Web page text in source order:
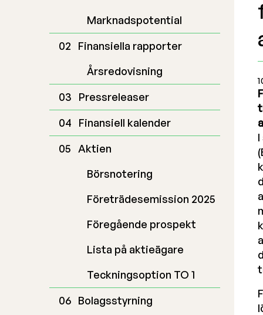
Marknadspotential
Finansiella rapporter
Årsredovisning
Pressreleaser
Finansiell kalender
Aktien
Börsnotering
Företrädesemission 2025
Föregående prospekt
Lista på aktieägare
Teckningsoption TO 1
Bolagsstyrning